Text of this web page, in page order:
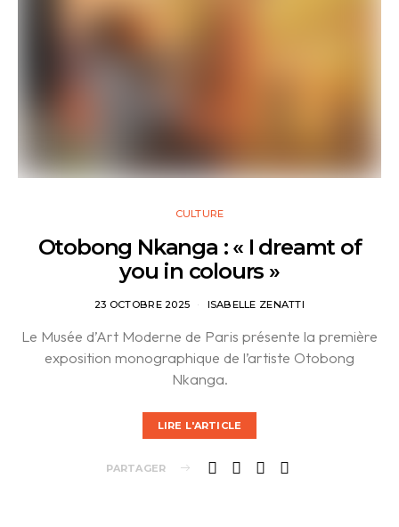
CULTURE
Otobong Nkanga : « I dreamt of
you in colours »
23 OCTOBRE 2025 ISABELLE ZENATTI
Le Musée d’Art Moderne de Paris présente la première
exposition monographique de l’artiste Otobong
Nkanga.
LIRE L'ARTICLE
PARTAGER